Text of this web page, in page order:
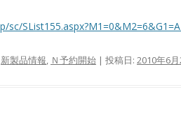
sc/
新製品情報, Ｎ予約開始 | 投稿日: 2010年6月